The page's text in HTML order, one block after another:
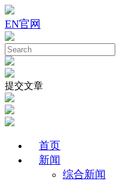
EN官网
提交文章
首页
新闻
综合新闻